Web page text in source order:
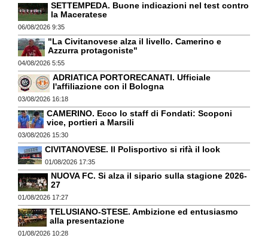
SETTEMPEDA. Buone indicazioni nel test contro
la Maceratese
06/08/2026 9:35
"La Civitanovese alza il livello. Camerino e
Azzurra protagoniste"
04/08/2026 5:55
ADRIATICA PORTORECANATI. Ufficiale
l'affiliazione con il Bologna
03/08/2026 16:18
CAMERINO. Ecco lo staff di Fondati: Scoponi
vice, portieri a Marsili
03/08/2026 15:30
CIVITANOVESE. Il Polisportivo si rifà il look
01/08/2026 17:35
NUOVA FC. Si alza il sipario sulla stagione 2026-
27
01/08/2026 17:27
TELUSIANO-STESE. Ambizione ed entusiasmo
alla presentazione
01/08/2026 10:28